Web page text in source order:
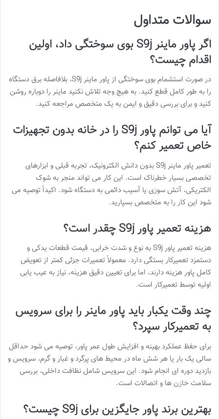
سوالات متداول
اگر پاور ماینر S9j بوی سوختگی داد، اولین
اقدام چیست؟
در صورت استشمام بوی سوختگی از پاور ماینر S9j، بلافاصله برق دستگاه
را به طور کامل قطع کنید. به هیچ وجه تلاش نکنید ماینر را دوباره روشن
کنید و برای بررسی دقیق و ایمن به یک متخصص مراجعه کنید.
آیا می توانم پاور S9j را در خانه بدون تجهیزات
خاص تعمیر کنم؟
تعمیر پاور ماینر S9j بدون دانش الکترونیک، تجربه قبلی و ابزارهای
تخصصی بسیار خطرناک است. این کار می تواند منجر به شوک
الکتریکی، آتش سوزی یا آسیب دائمی به دستگاه شود. اکیداً توصیه می
شود این کار را به متخصص بسپارید.
هزینه تعمیر پاور S9j چقدر است؟
هزینه تعمیر پاور S9j به نوع و شدت خرابی، قیمت قطعات یدکی و
دستمزد تعمیرکار بستگی دارد. معمولاً تعمیرات جزئی کمتر از تعویض
کامل پاور هزینه دارند، اما برای تعیین دقیق هزینه، نیاز به عیب یابی
اولیه توسط تعمیرکار است.
چند وقت یکبار باید پاور ماینر را برای سرویس
به تعمیرکار سپرد؟
برای حفظ عملکرد بهینه و افزایش طول عمر پاور، توصیه می شود حداقل
سالی یک بار یا هر شش ماه در محیط های پرگرد و غبار و گرم، سرویس و
بازدید دوره ای انجام شود. این سرویس شامل نظافت داخلی، بررسی
سلامت خازن ها و اتصالات است.
بهترین برند پاور جایگزین برای S9j چیست؟